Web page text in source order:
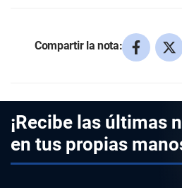
Compartir la nota:
¡Recibe las últimas
en tus propias